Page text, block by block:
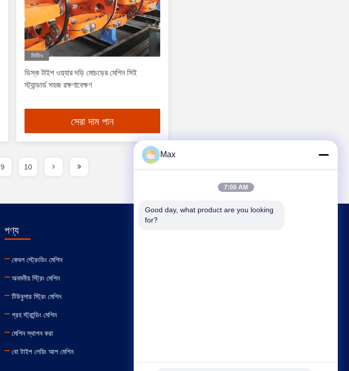
ভিডিও
ডিস্ক টাইপ ওয়্যার দড়ি মোচড়ের মেশিন সিই
স্ট্যান্ডার্ড সহজ রক্ষণাবেক্ষণ
সেরা দাম পান
9 10
পণ্য
কেবল স্ট্রেংডিং মেশিন
অনমনীয় স্ট্রিং মেশিন
টিউবুলার স্ট্রিং মেশিন
গ্রহ স্ট্রান্ডিং মেশিন
মেশিন স্থাপন করা
বো টাইপ লেয়িং আপ মেশিন
Max
7:00 AM
Good day, what product are you looking
for?